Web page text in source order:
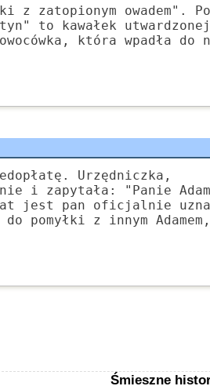
z zatopionym owadem". Po
to kawałek utwardzonej
która wpadła do
Urzędniczka,
i zapytała: "Panie
lat jest pan oficjalnie
pomyłki z innym
Śmieszne